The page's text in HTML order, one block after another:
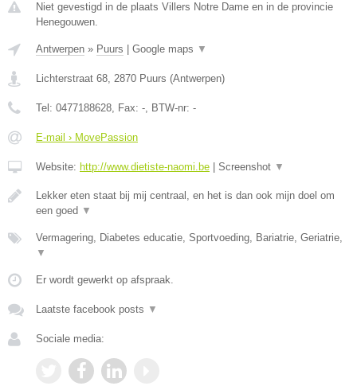
Niet gevestigd in de plaats Villers Notre Dame en in de provincie
Henegouwen.
Antwerpen » Puurs Google maps ▼
Lichterstraat 68, 2870 Puurs (Antwerpen)
Tel: 0477188628, Fax: -, BTW-nr: -
E-mail › MovePassion
Website: http://www.dietiste-naomi.be Screenshot ▼
Lekker eten staat bij mij centraal, en het is dan ook mijn doel om
een goed ▼
Vermagering, Diabetes educatie, Sportvoeding, Bariatrie, Geriatrie,
▼
Er wordt gewerkt op afspraak.
Laatste facebook posts ▼
Sociale media: